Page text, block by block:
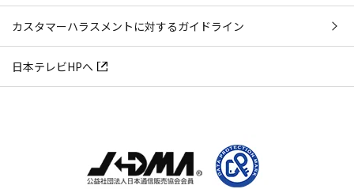
カスタマーハラスメントに対するガイドライン
日本テレビHPへ